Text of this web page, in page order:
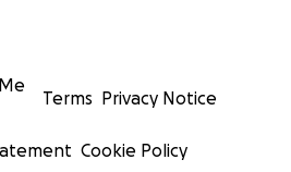
Terms Privacy Notice
Cookie Policy